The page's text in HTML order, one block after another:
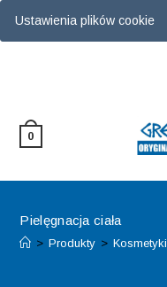
Ustawienia plików cookie
0
Pielęgnacja ciała
> Produkty > Kosmetyki